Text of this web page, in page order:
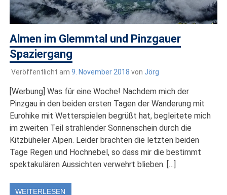
Almen im Glemmtal und Pinzgauer
Spaziergang
Veröffentlicht am 9. November 2018 von Jörg
[Werbung] Was für eine Woche! Nachdem mich der
Pinzgau in den beiden ersten Tagen der Wanderung mit
Eurohike mit Wetterspielen begrüßt hat, begleitete mich
im zweiten Teil strahlender Sonnenschein durch die
Kitzbüheler Alpen. Leider brachten die letzten beiden
Tage Regen und Hochnebel, so dass mir die bestimmt
spektakulären Aussichten verwehrt blieben. […]
WEITERLESEN